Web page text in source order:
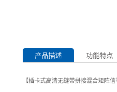
产品描述 功能特点
【插卡式高清无缝带拼接混合矩阵信